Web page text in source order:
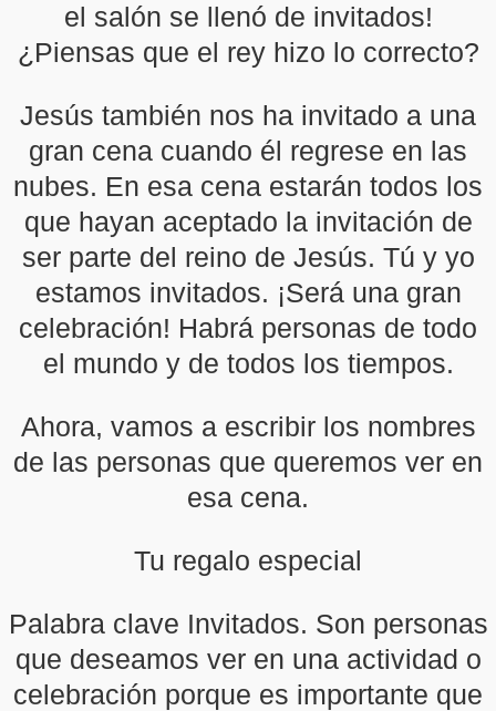
el salón se llenó de invitados!
¿Piensas que el rey hizo lo correcto?
Jesús también nos ha invitado a una
gran cena cuando él regrese en las
nubes. En esa cena estarán todos los
que hayan aceptado la invitación de
ser parte del reino de Jesús. Tú y yo
estamos invitados. ¡Será una gran
celebración! Habrá personas de todo
el mundo y de todos los tiempos.
Ahora, vamos a escribir los nombres
de las personas que queremos ver en
esa cena.
Tu regalo especial
Palabra clave Invitados. Son personas
que deseamos ver en una actividad o
celebración porque es importante que